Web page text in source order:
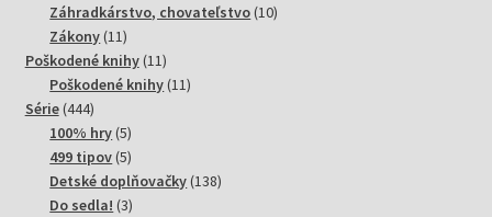
produktov
Záhradkárstvo, chovateľstvo 1010
Zákony 1111
produktov
Poškodené knihy 1111
produktov
Poškodené knihy 1111
Série 444444
produktov
100% hry 55
produktov
499 tipov 55
produktov
Detské doplňovačky 138138
Do sedla! 33